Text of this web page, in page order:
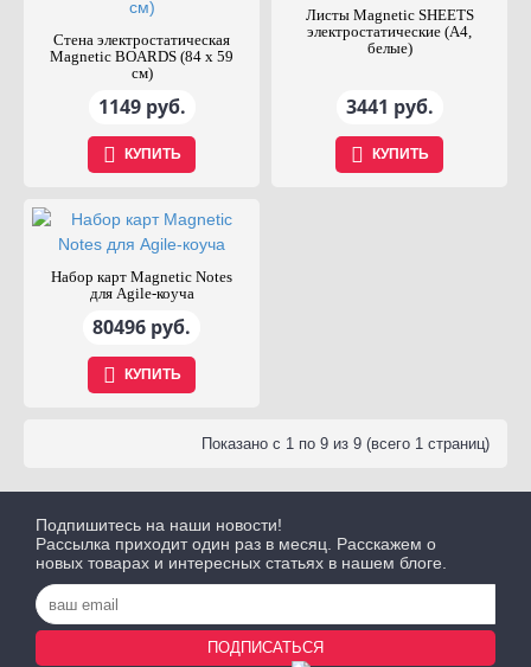
Стена электростатическая
Magnetic BOARDS (84 х 59
cм)
1149 руб.
КУПИТЬ
Листы Magnetic SHEETS
электростатические (А4,
белые)
3441 руб.
КУПИТЬ
Набор карт Magnetic Notes
для Agile-коуча
80496 руб.
КУПИТЬ
Показано с 1 по 9 из 9 (всего 1 страниц)
Подпишитесь на наши новости!
Рассылка приходит один раз в месяц. Расскажем о
новых товарах и интересных статьях в нашем блоге.
ПОДПИСАТЬСЯ